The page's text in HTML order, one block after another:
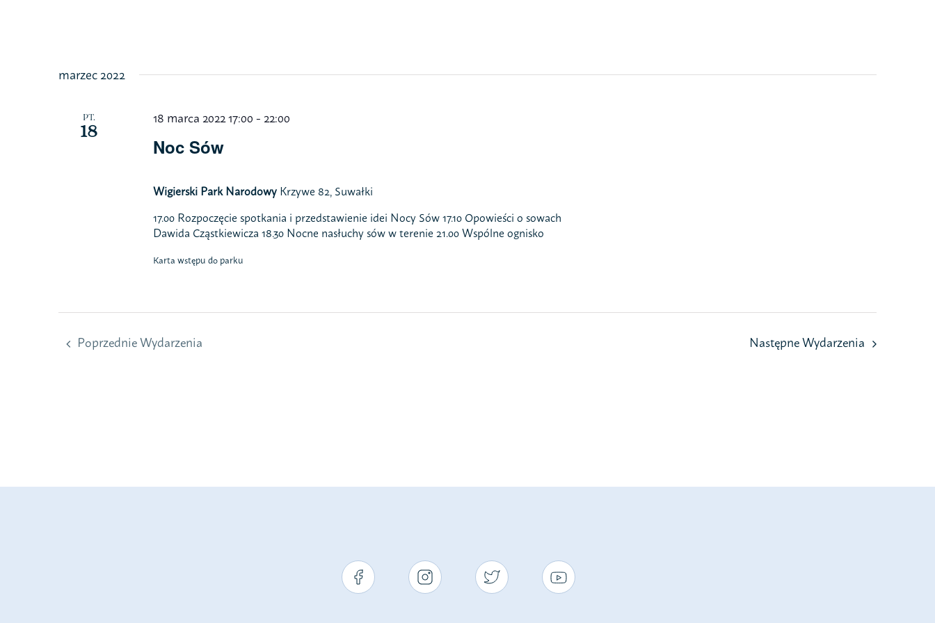
marzec 2022
PT.
18
Noc Sów
18 marca 2022 17:00 - 22:00
Wigierski Park Narodowy Krzywe 82, Suwałki
17.00 Rozpoczęcie spotkania i przedstawienie idei Nocy Sów 17.10 Opowieści o sowach
Dawida Cząstkiewicza 18.30 Nocne nasłuchy sów w terenie 21.00 Wspólne ognisko
Karta wstępu do parku
PoprzednieWydarzenia NastępneWydarzenia